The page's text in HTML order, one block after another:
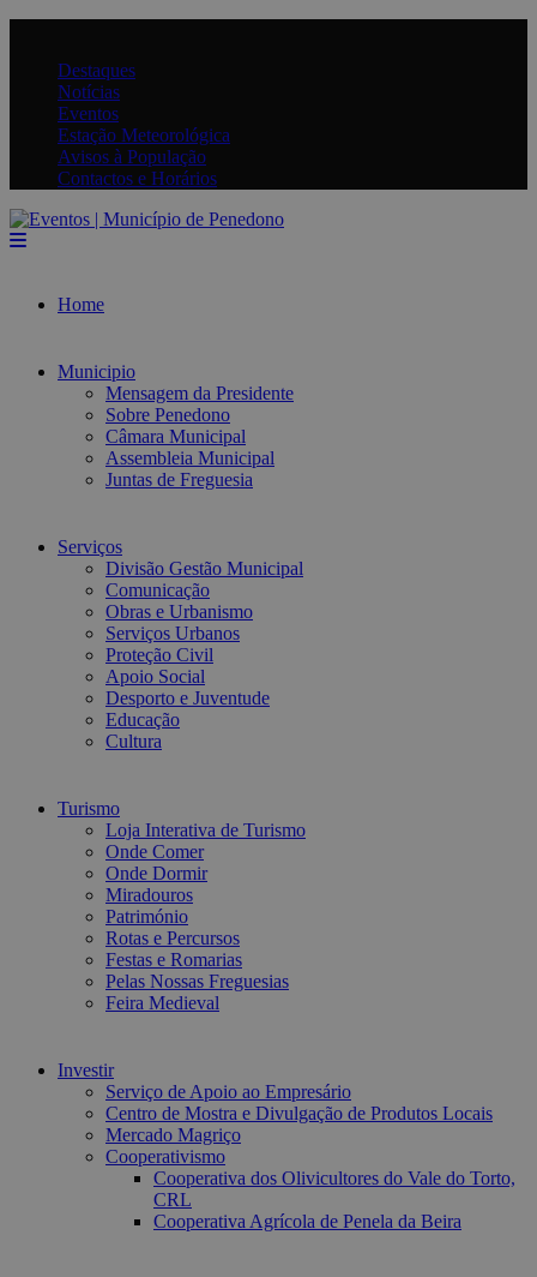
Destaques
Notícias
Eventos
Estação Meteorológica
Avisos à População
Contactos e Horários
Home
Municipio
Mensagem da Presidente
Sobre Penedono
Câmara Municipal
Assembleia Municipal
Juntas de Freguesia
Serviços
Divisão Gestão Municipal
Comunicação
Obras e Urbanismo
Serviços Urbanos
Proteção Civil
Apoio Social
Desporto e Juventude
Educação
Cultura
Turismo
Loja Interativa de Turismo
Onde Comer
Onde Dormir
Miradouros
Património
Rotas e Percursos
Festas e Romarias
Pelas Nossas Freguesias
Feira Medieval
Investir
Serviço de Apoio ao Empresário
Centro de Mostra e Divulgação de Produtos Locais
Mercado Magriço
Cooperativismo
Cooperativa dos Olivicultores do Vale do Torto,
CRL
Cooperativa Agrícola de Penela da Beira